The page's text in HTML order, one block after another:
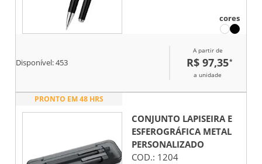
cores
Disponível:453
A partir de
R$ 97,35*
a unidade
PRONTO EM 48 HRS
CONJUNTO LAPISEIRA E
ESFEROGRÁFICA METAL
PERSONALIZADO
COD.: 1204